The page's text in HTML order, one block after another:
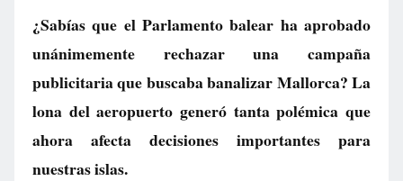
¿Sabías que el Parlamento balear ha aprobado
unánimemente rechazar una campaña
publicitaria que buscaba banalizar Mallorca? La
lona del aeropuerto generó tanta polémica que
ahora afecta decisiones importantes para
nuestras islas.